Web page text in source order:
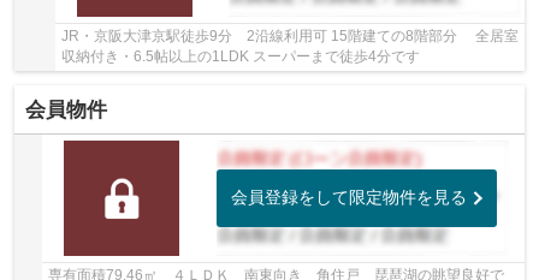
JR・京阪大津京駅徒歩9分 2沿線利用可 15階建ての8階部分 全居室
収納付き・6.5帖以上の1LDK スーパーまで徒歩4分です
会員物件
会員登録をして限定物件を見る
専有面積79.46㎡ ４ＬＤＫ 南東向き 角住戸 琵琶湖の眺望良好で